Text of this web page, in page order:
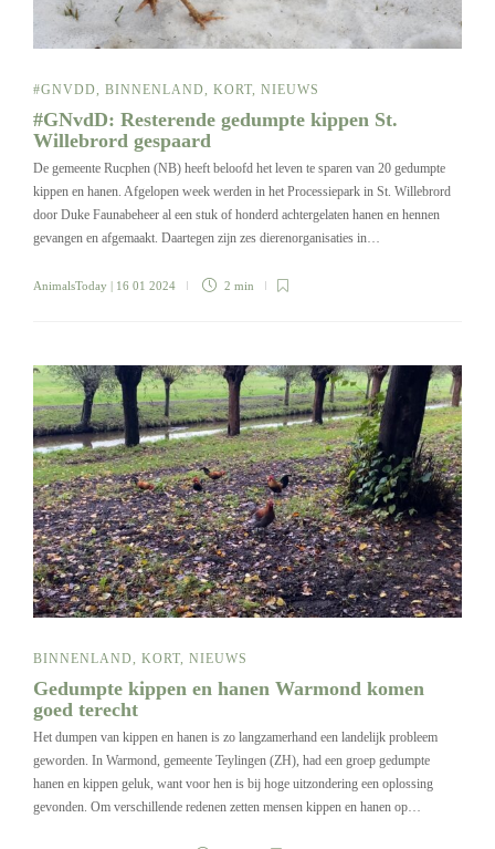
#GNVDD BINNENLAND KORT NIEUWS
#GNvdD: Resterende gedumpte kippen St.
Willebrord gespaard
De gemeente Rucphen (NB) heeft beloofd het leven te sparen van 20 gedumpte
kippen en hanen. Afgelopen week werden in het Processiepark in St. Willebrord
door Duke Faunabeheer al een stuk of honderd achtergelaten hanen en hennen
gevangen en afgemaakt. Daartegen zijn zes dierenorganisaties in…
AnimalsToday | 16 01 2024 2 min
BINNENLAND, KORT, NIEUWS
Gedumpte kippen en hanen Warmond komen
goed terecht
Het dumpen van kippen en hanen is zo langzamerhand een landelijk probleem
geworden. In Warmond, gemeente Teylingen (ZH), had een groep gedumpte
hanen en kippen geluk, want voor hen is bij hoge uitzondering een oplossing
gevonden. Om verschillende redenen zetten mensen kippen en hanen op…